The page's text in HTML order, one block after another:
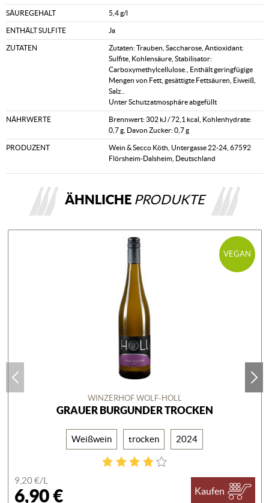
SÄUREGEHALT 5,4 g/l
ENTHÄLT SULFITE Ja
ZUTATEN
Zutaten: Trauben, Saccharose, Antioxidant:
Sulfite, Kohlensäure, Stabilisator:
Carboxymethylcellulose., Enthält geringfügige
Mengen von Fett, gesättigte Fettsäuren, Eiweiß,
Salz..
Unter Schutzatmosphäre abgefüllt
NÄHRWERTE
Brennwert: 302 kJ / 72,1 kcal, Kohlenhydrate:
0,7 g, Davon Zucker: 0,7 g
PRODUZENT
Wein & Secco Köth, Untergasse 22-24, 67592
Flörsheim-Dalsheim, Deutschland
ÄHNLICHE PRODUKTE
VEGAN
WINZERHOF WOLF-HOLL
GRAUER BURGUNDER TROCKEN
Weißwein trocken 2024
9,20 €/L
6,90 € Kaufen